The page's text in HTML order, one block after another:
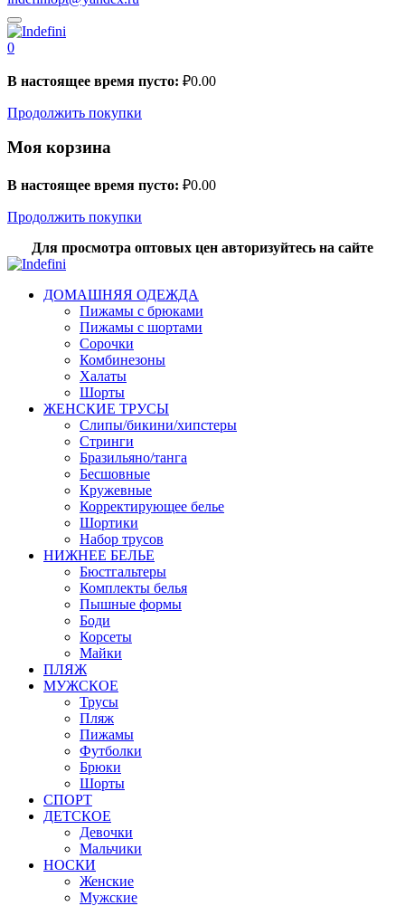
0
В настоящее время пусто: ₽0.00
Продолжить покупки
Моя корзина
В настоящее время пусто: ₽0.00
Продолжить покупки
Для просмотра оптовых цен авторизуйтесь на сайте
ДОМАШНЯЯ ОДЕЖДА
Пижамы с брюками
Пижамы с шортами
Сорочки
Комбинезоны
Халаты
Шорты
ЖЕНСКИЕ ТРУСЫ
Слипы/бикини/хипстеры
Стринги
Бразильяно/танга
Бесшовные
Кружевные
Корректирующее белье
Шортики
Набор трусов
НИЖНЕЕ БЕЛЬЕ
Бюстгальтеры
Комплекты белья
Пышные формы
Боди
Корсеты
Майки
ПЛЯЖ
МУЖСКОЕ
Трусы
Пляж
Пижамы
Футболки
Брюки
Шорты
СПОРТ
ДЕТСКОЕ
Девочки
Мальчики
НОСКИ
Женские
Мужские